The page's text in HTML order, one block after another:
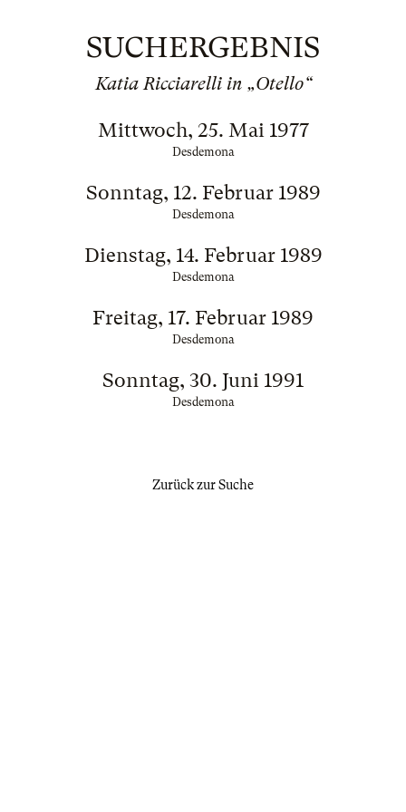
SUCHERGEBNIS
Katia Ricciarelli in „Otello“
Mittwoch, 25. Mai 1977
Desdemona
Sonntag, 12. Februar 1989
Desdemona
Dienstag, 14. Februar 1989
Desdemona
Freitag, 17. Februar 1989
Desdemona
Sonntag, 30. Juni 1991
Desdemona
Zurück zur Suche